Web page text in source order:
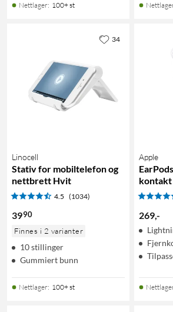
Nettlager: 100+ st
Linocell
Stativ for mobiltelefon og
nettbrett Hvit
4.5 (1034)
3990
Finnes i 2 varianter
10 stillinger
Gummiert bunn
Nettlager: 100+ st
34
Apple
kontakt
269,-